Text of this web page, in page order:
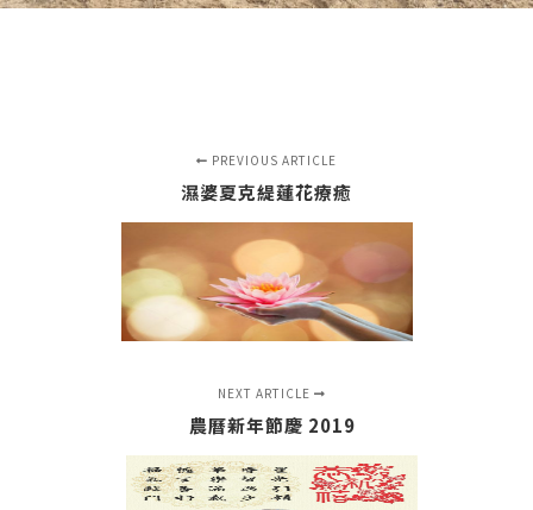
PREVIOUS ARTICLE
濕婆夏克緹蓮花療癒
NEXT ARTICLE
農曆新年節慶 2019